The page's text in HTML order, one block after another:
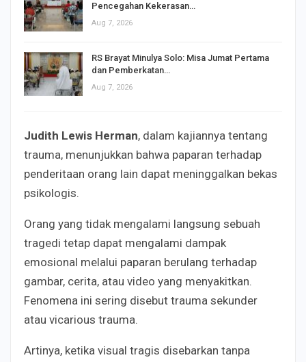
Pencegahan Kekerasan…
Aug 7, 2026
RS Brayat Minulya Solo: Misa Jumat Pertama
dan Pemberkatan…
Aug 7, 2026
Judith Lewis Herman, dalam kajiannya tentang
trauma, menunjukkan bahwa paparan terhadap
penderitaan orang lain dapat meninggalkan bekas
psikologis.
Orang yang tidak mengalami langsung sebuah
tragedi tetap dapat mengalami dampak
emosional melalui paparan berulang terhadap
gambar, cerita, atau video yang menyakitkan.
Fenomena ini sering disebut trauma sekunder
atau vicarious trauma.
Artinya, ketika visual tragis disebarkan tanpa